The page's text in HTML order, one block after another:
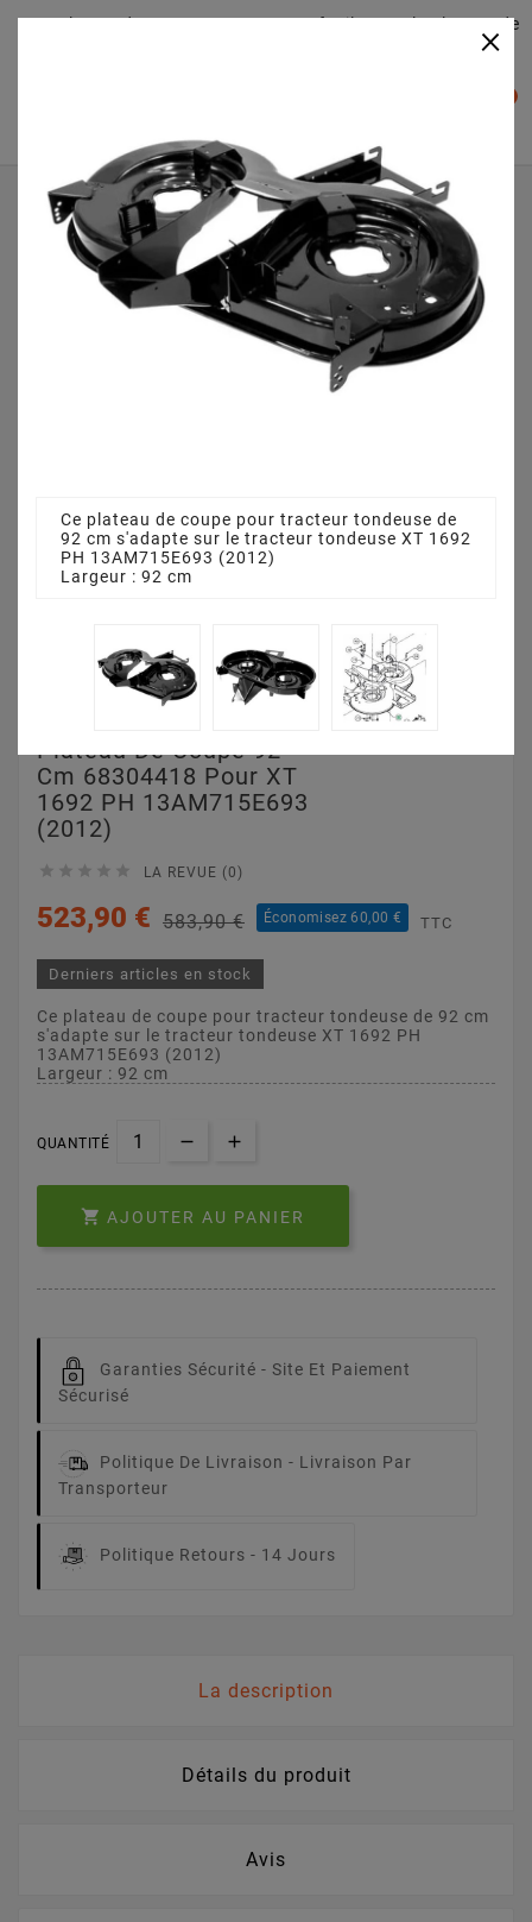
Plateaudecoupe.com : Trouver facilement le plateau de
Accueil
Plateau de coupe
Plateau de coupe 92 cm 68304418 pour XT 1692 PH
13AM715E693 (2012)
Plateau De Coupe 92
Cm 68304418 Pour XT
1692 PH 13AM715E693
(2012)
     LA REVUE (0)
523,90 € 583,90 € Économisez 60,00 € TTC
Derniers articles en stock
Ce plateau de coupe pour tracteur tondeuse de 92 cm
s'adapte sur le tracteur tondeuse XT 1692 PH
13AM715E693 (2012)
Largeur : 92 cm
QUANTITÉ
 AJOUTER AU PANIER
Garanties Sécurité - Site Et Paiement
Sécurisé
Politique De Livraison - Livraison Par
Transporteur
Politique Retours - 14 Jours
La description
Détails du produit
Avis
×
Ce plateau de coupe pour tracteur tondeuse de
92 cm s'adapte sur le tracteur tondeuse XT 1692
PH 13AM715E693 (2012)
Largeur : 92 cm